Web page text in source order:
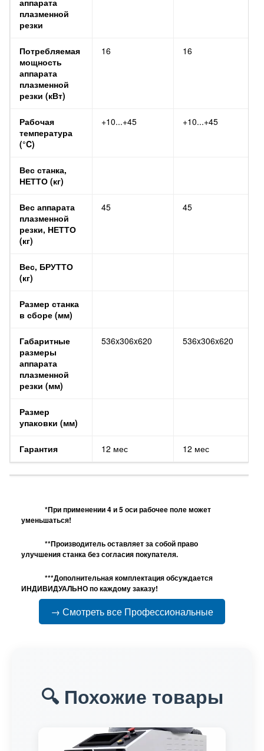
плазменной
резки
Потребляемая
мощность
аппарата
плазменной
резки (кВт)
16 16
Рабочая
температура
(°C)
+10...+45 +10...+45
Вес станка,
НЕТТО (кг)
Вес аппарата
плазменной
резки, НЕТТО
(кг)
45 45
Вес, БРУТТО
(кг)
Размер станка
в сборе (мм)
Габаритные
размеры
аппарата
плазменной
резки (мм)
536x306x620 536x306x620
Размер
упаковки (мм)
Гарантия 12 мес 12 мес
*При применении 4 и 5 оси рабочее поле может
уменьшаться!
**Производитель оставляет за собой право
улучшения станка без согласия покупателя.
***Дополнительная комплектация обсуждается
ИНДИВИДУАЛЬНО по каждому заказу!
→ Смотреть все Профессиональные
🔍 Похожие товары